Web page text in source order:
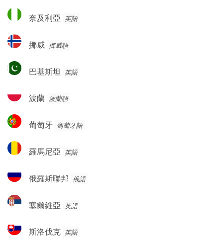
奈
及
亞
奈及利亞 英語
挪
威
挪威 挪威語
巴
基
坦
巴基斯坦 英語
波
蘭
波蘭 波蘭語
葡
萄
葡萄牙 葡萄牙語
羅
馬
亞
羅馬尼亞 英語
俄
羅
聯
俄羅斯聯邦 俄語
塞
爾
亞
塞爾維亞 英語
斯
洛
斯洛伐克 英語